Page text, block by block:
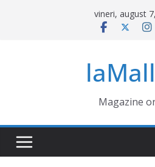
vineri, august
Magazine